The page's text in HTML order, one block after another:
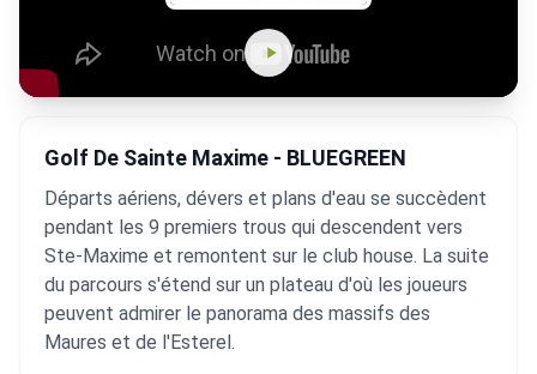
Golf De Sainte Maxime - BLUEGREEN
Départs aériens, dévers et plans d'eau se succèdent
pendant les 9 premiers trous qui descendent vers
Ste-Maxime et remontent sur le club house. La suite
du parcours s'étend sur un plateau d'où les joueurs
peuvent admirer le panorama des massifs des
Maures et de l'Esterel.